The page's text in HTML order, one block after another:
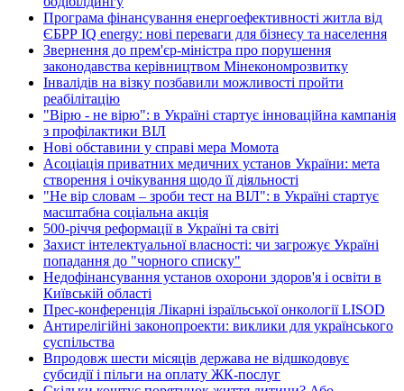
Програма фінансування енергоефективності житла від
ЄБРР IQ energy: нові переваги для бізнесу та населення
Звернення до прем'єр-міністра про порушення
законодавства керівництвом Мінекономрозвитку
Інвалідів на візку позбавили можливості пройти
реабілітацію
"Вірю - не вірю": в Україні стартує інноваційна кампанія
з профілактики ВІЛ
Нові обставини у справі мера Момота
Асоціація приватних медичних установ України: мета
створення і очікування щодо її діяльності
"Не вір словам – зроби тест на ВІЛ": в Україні стартує
масштабна соціальна акція
500-річчя реформації в Україні та світі
Захист інтелектуальної власності: чи загрожує Україні
попадання до "чорного списку"
Недофінансування установ охорони здоров'я і освіти в
Київській області
Прес-конференція Лікарні ізраїльської онкології LISOD
Антирелігійні законопроекти: виклики для українського
суспільства
Впродовж шести місяців держава не відшкодовує
субсидії і пільги на оплату ЖК-послуг